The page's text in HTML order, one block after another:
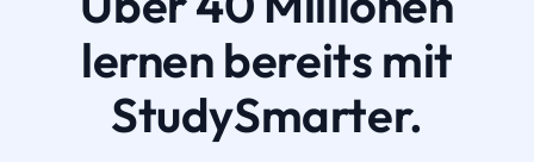
lernen bereits mit
StudySmarter.